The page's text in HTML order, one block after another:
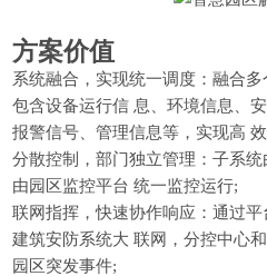
方案价值
系统融合，实现统一调度：融合
包含设备运行信 息、环境信息、
报警信号、管理信息等，实现高
分散控制，部门独立管理：子系
由园区监控平台 统一监控运行;
联网指挥，快速协作响应：通过
建筑安防系统大 联网，分控中心
园区突发事件;